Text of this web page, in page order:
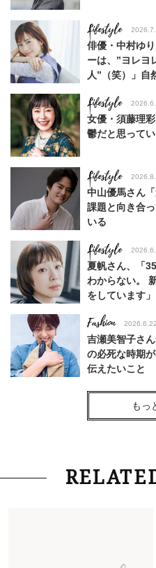
Lifestyle
俳優・中村ゆ
ーは、”ヨレヨ
人”（笑）」自
Lifestyle
女優・須藤理
鬱だと思って
Lifestyle
中山優馬さん
課題と向き合
いる
Lifestyle
夏帆さん、「
わからない。
をしています」
Fashion 2026.6.22
吉瀬美智子さ
の必死な時期
伝えたいこと
Fashion
【40代コンサ
ルドアクセ」
Lifestyle
「お若いです